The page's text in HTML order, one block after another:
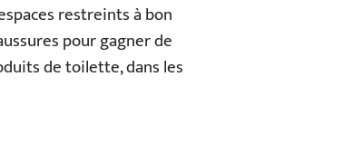
restreints à bon
pour gagner de
de toilette, dans les